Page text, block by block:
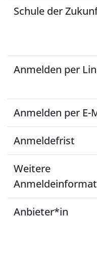
Schule der
Anmelden per
Anmelden per E-
Anmeldefrist
Weitere
Anbieter*in